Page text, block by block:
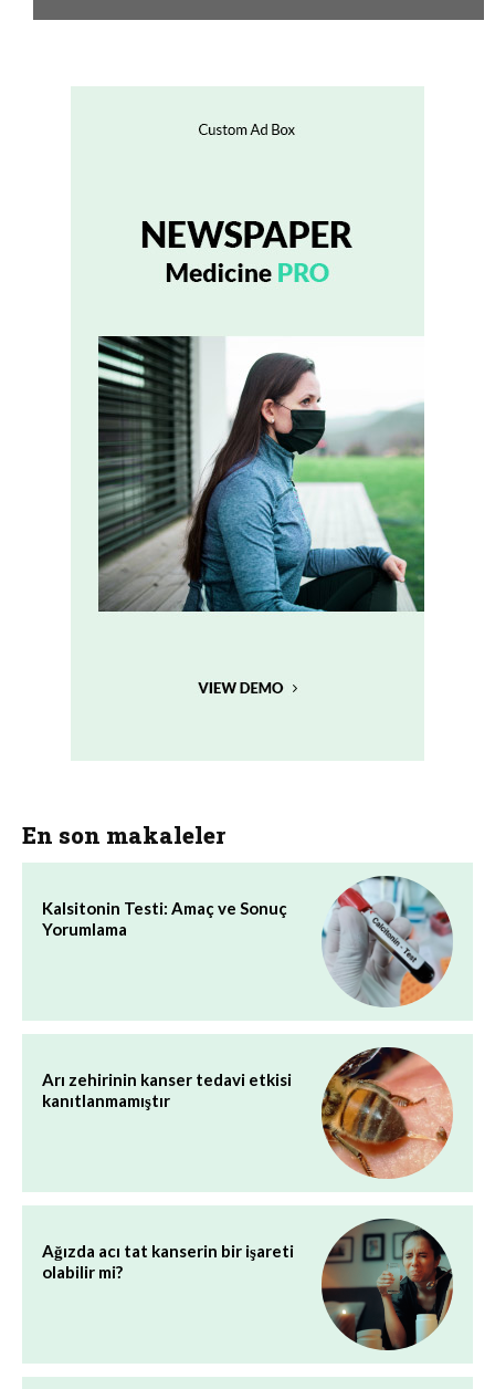
En son makaleler
Kalsitonin Testi: Amaç ve Sonuç
Yorumlama
Arı zehirinin kanser tedavi etkisi
kanıtlanmamıştır
Ağızda acı tat kanserin bir işareti
olabilir mi?